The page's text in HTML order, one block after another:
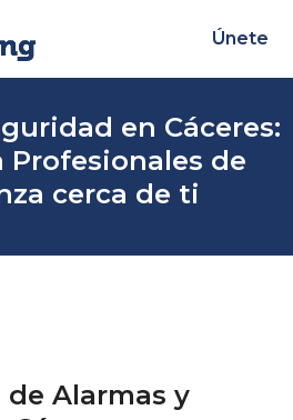
Únete
en Cáceres:
Profesionales de
cerca de ti
Alarmas y